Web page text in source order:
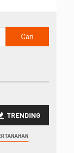
TRENDING